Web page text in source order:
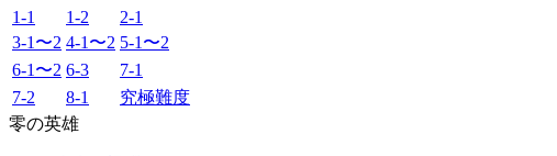
1-1 1-2
2-1
3-1〜2 4-1〜2 5-1〜2
6-1〜2 6-3
7-1
7-2
8-1
究極難度
零の英雄